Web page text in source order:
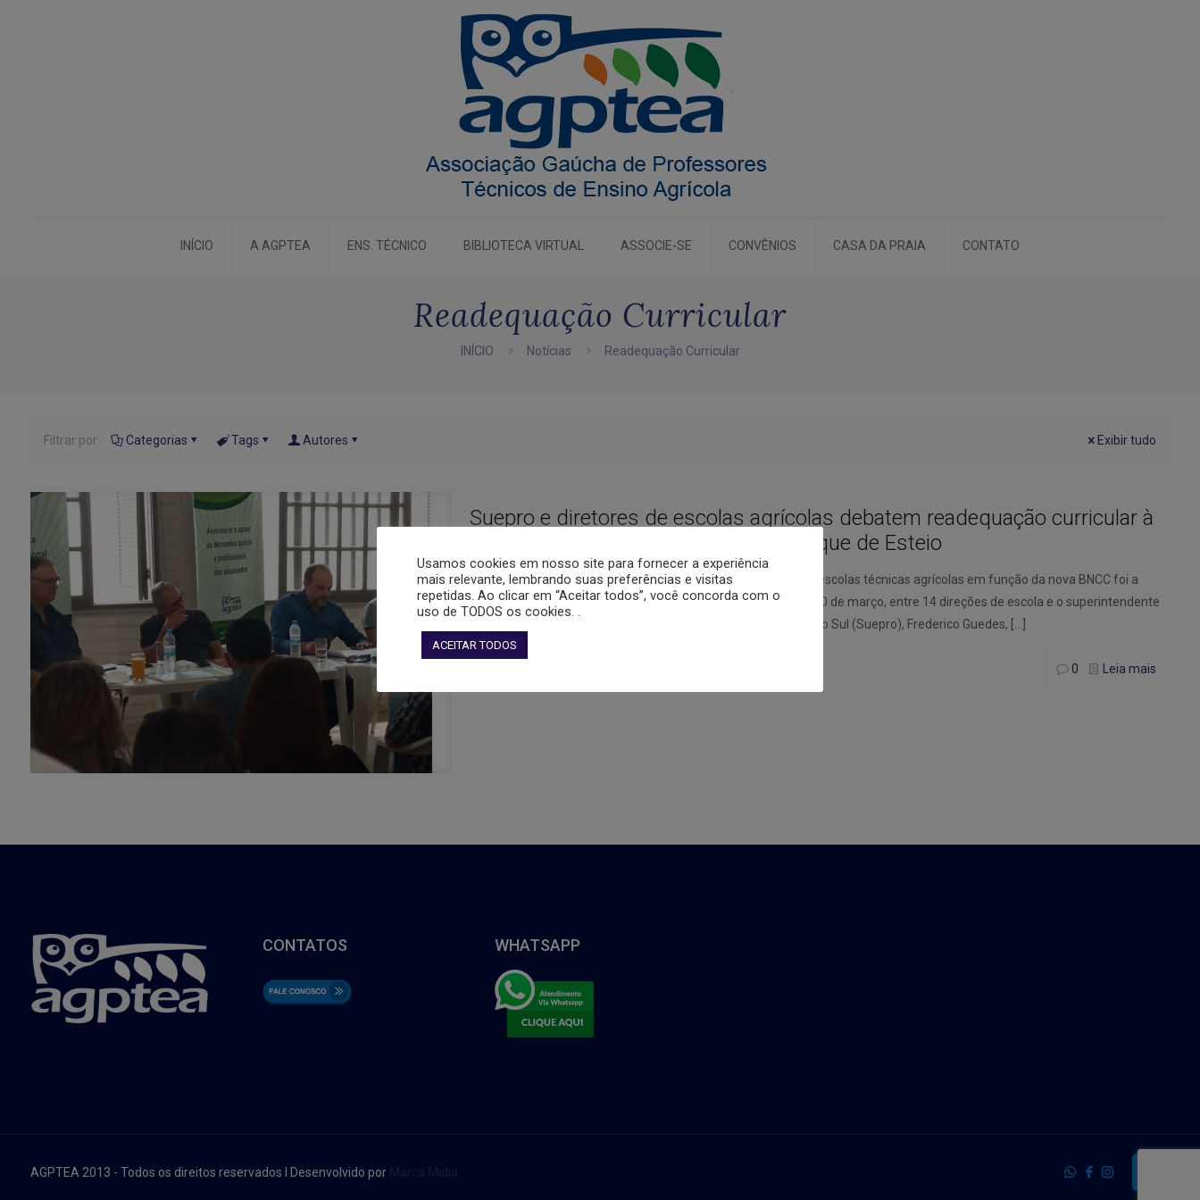
INÍCIO A AGPTEA ENS. TÉCNICO BIBLIOTECA VIRTUAL ASSOCIE-SE CONVÊNIOS CASA DA PRAIA CONTATO
Readequação Curricular
INÍCIO Notícias Readequação Curricular
Filtrar por Categorias Tags Autores Exibir tudo
Suepro e diretores de escolas agrícolas debatem readequação curricular à
nova BNCC na casa da Agptea no Parque de Esteio
Uma visão mais ampliada sobre a readequação curricular das escolas técnicas agrícolas em função da nova BNCC foi a
principal abordagem da reunião realizada nesta quinta-feira, 10 de março, entre 14 direções de escola e o superintendente
da Superintendência da Educação Profissional do Rio Grande do Sul (Suepro), Frederico Guedes,
0 Leia mais
CONTATOS WHATSAPP
AGPTEA 2013 - Todos os direitos reservados I Desenvolvido por
Usamos cookies em nosso site para fornecer a experiência
mais relevante, lembrando suas preferências e visitas
repetidas. Ao clicar em “Aceitar todos”, você concorda com o
uso de TODOS os cookies. .
ACEITAR TODOS